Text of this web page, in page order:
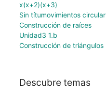
x(x+2)(x+3)
Sin títumovimientos circular
Construcción de raíces
Unidad3 1.b
Construcción de triángulos
Descubre temas